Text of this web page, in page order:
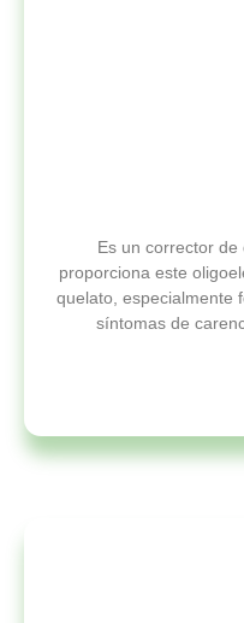
Es un corrector
proporciona este
quelato, especialmente
síntomas de